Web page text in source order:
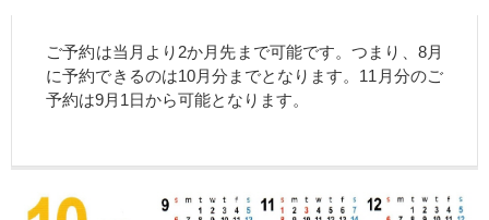
ご予約は当月より2か月先まで可能です。つまり、8月
に予約できるのは10月分までとなります。11月分のご
予約は9月1日から可能となります。